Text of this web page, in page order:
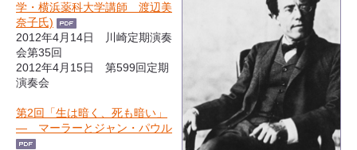
学・横浜薬科大学講師 渡辺美
奈子氏)
2012年4月14日 川崎定期演奏
会第35回
2012年4月15日 第599回定期
演奏会
第2回「生は暗く、死も暗い」
― マーラーとジャン・パウル